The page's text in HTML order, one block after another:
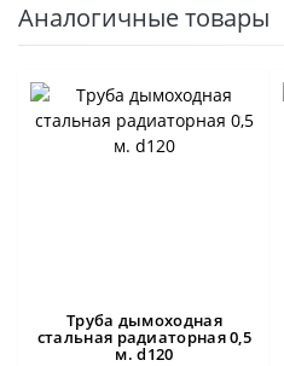
Аналогичные товары
Труба дымоходная
стальная радиаторная 0,5
м. d120